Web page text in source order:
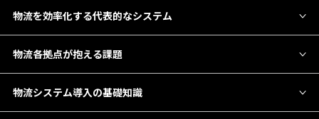
物流を効率化する代表的なシステム
物流各拠点が抱える課題
物流システム導入の基礎知識